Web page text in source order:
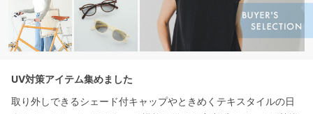
UV対策アイテム集めました
取り外しできるシェード付キャップやときめくテキスタイルの日